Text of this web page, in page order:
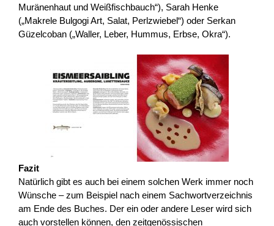
Muränenhaut und Weißfischbauch“), Sarah Henke
(„Makrele Bulgogi Art, Salat, Perlzwiebel“) oder Serkan
Güzelcoban („Waller, Leber, Hummus, Erbse, Okra“).
Fazit
Natürlich gibt es auch bei einem solchen Werk immer noch
Wünsche – zum Beispiel nach einem Sachwortverzeichnis
am Ende des Buches. Der ein oder andere Leser wird sich
auch vorstellen können, den zeitgenössischen